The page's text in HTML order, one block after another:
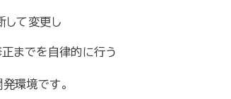
して変更し
正までを自律的に行う
発環境です。